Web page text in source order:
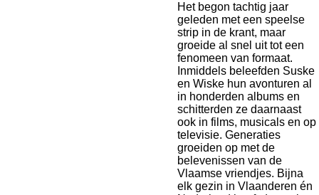
Het begon tachtig jaar
geleden met een speelse
strip in de krant, maar
groeide al snel uit tot een
fenomeen van formaat.
Inmiddels beleefden Suske
en Wiske hun avonturen al
in honderden albums en
schitterden ze daarnaast
ook in films, musicals en op
televisie. Generaties
groeiden op met de
belevenissen van de
Vlaamse vriendjes. Bijna
elk gezin in Vlaanderen én